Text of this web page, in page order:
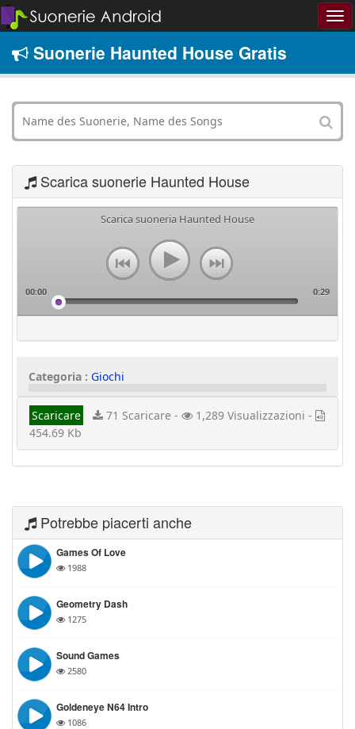
Suonerie Haunted House Gratis
Scarica suonerie Haunted House
Scarica suoneria Haunted House
00:00 0:29
Categoria : Giochi
Scaricare 71 Scaricare -
1,289 Visualizzazioni -
454.69 Kb
Potrebbe piacerti anche
Games Of Love
1988
Geometry Dash
1275
Sound Games
2580
Goldeneye N64 Intro
1086